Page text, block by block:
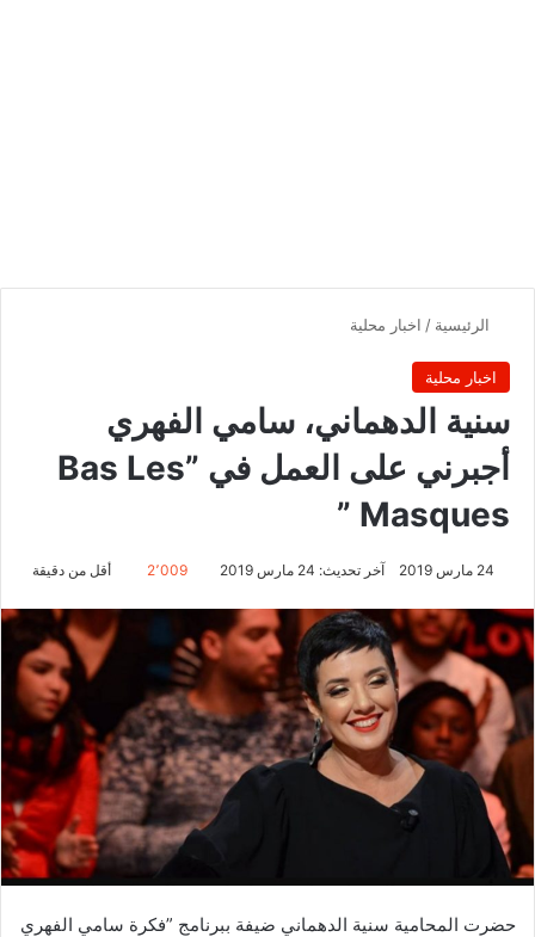
الرئيسية / اخبار محلية
اخبار محلية
سنية الدهماني، سامي الفهري
أجبرني على العمل في ”Bas Les
Masques ”
24 مارس 2019 آخر تحديث: 24 مارس 2019 2٬009 أقل من دقيقة
حضرت المحامية سنية الدهماني ضيفة ببرنامج ”فكرة سامي الفهري